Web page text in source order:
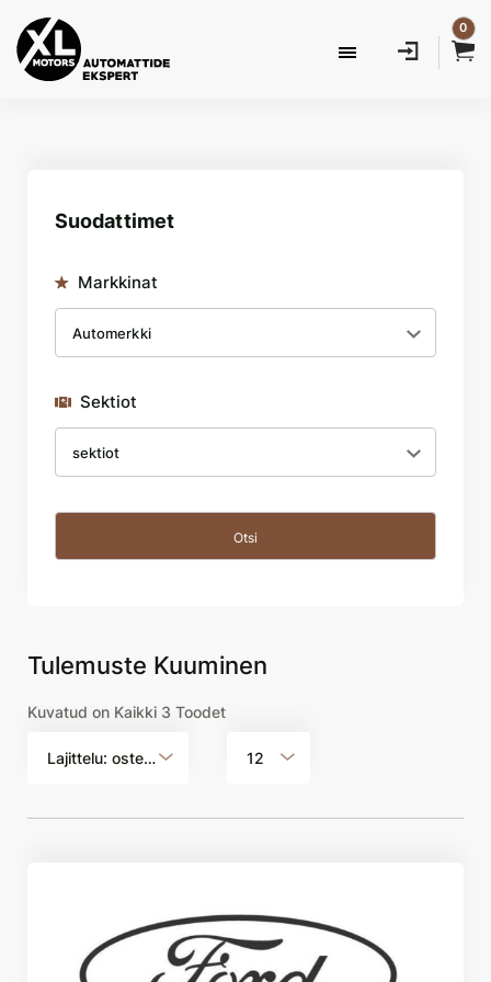
0
Suodattimet
Markkinat
Sektiot
Tulemuste Kuuminen
Kuvatud on Kaikki 3 Toodet
Lajittelu: ostetuin ensin 12